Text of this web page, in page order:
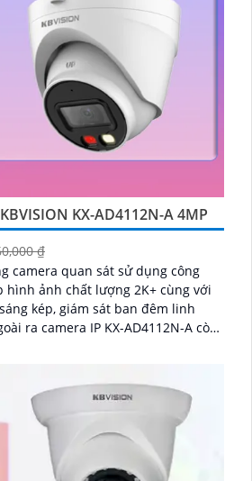
KX-AD4112N-A 4MP
₫
camera quan sát sử dụng công
hình ảnh chất lượng 2K+ cùng với
kép, giám sát ban đêm linh